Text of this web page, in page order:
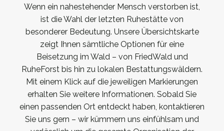
Wenn ein nahestehender Mensch verstorben ist,
ist die Wahl der letzten Ruhestätte von
besonderer Bedeutung. Unsere Übersichtskarte
zeigt Ihnen sämtliche Optionen für eine
Beisetzung im Wald – von FriedWald und
RuheForst bis hin zu lokalen Bestattungswäldern.
Mit einem Klick auf die jeweiligen Markierungen
erhalten Sie weitere Informationen. Sobald Sie
einen passenden Ort entdeckt haben, kontaktieren
Sie uns gern – wir kümmern uns einfühlsam und